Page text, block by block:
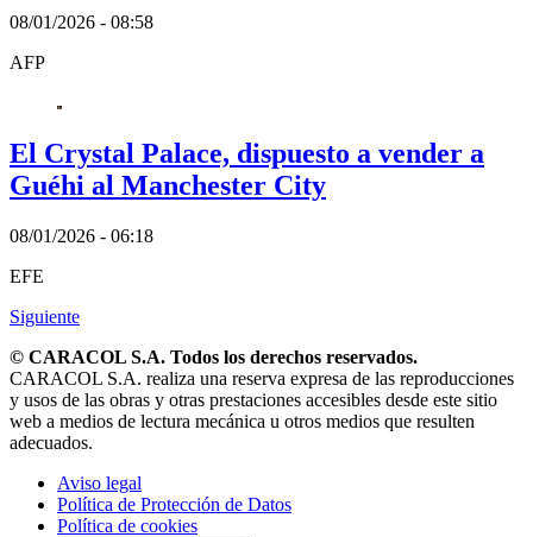
08/01/2026 - 08:58
AFP
El Crystal Palace, dispuesto a vender a
Guéhi al Manchester City
08/01/2026 - 06:18
EFE
Siguiente
© CARACOL S.A. Todos los derechos reservados.
CARACOL S.A. realiza una reserva expresa de las reproducciones
y usos de las obras y otras prestaciones accesibles desde este sitio
web a medios de lectura mecánica u otros medios que resulten
adecuados.
Aviso legal
Política de Protección de Datos
Política de cookies